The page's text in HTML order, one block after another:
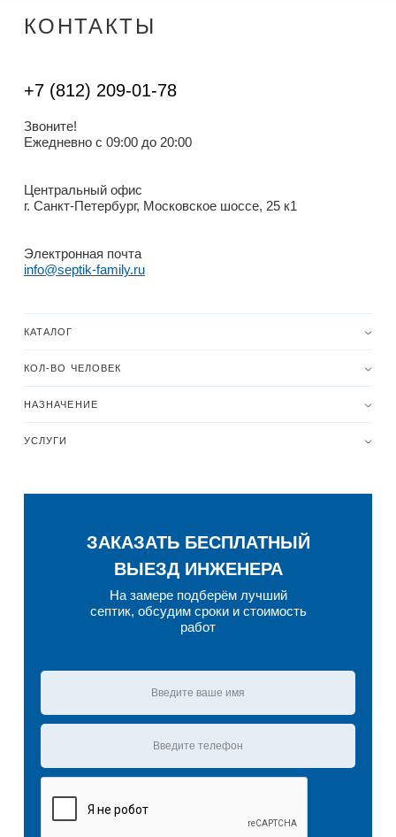
КОНТАКТЫ
+7 (812) 209-01-78
Звоните!
Ежедневно с 09:00 до 20:00
Центральный офис
г. Санкт-Петербург, Московское шоссе, 25 к1
Электронная почта
info@septik-family.ru
КАТАЛОГ
КОЛ-ВО ЧЕЛОВЕК
НАЗНАЧЕНИЕ
УСЛУГИ
ЗАКАЗАТЬ БЕСПЛАТНЫЙ
ВЫЕЗД ИНЖЕНЕРА
На замере подберём лучший
септик, обсудим сроки и стоимость
работ